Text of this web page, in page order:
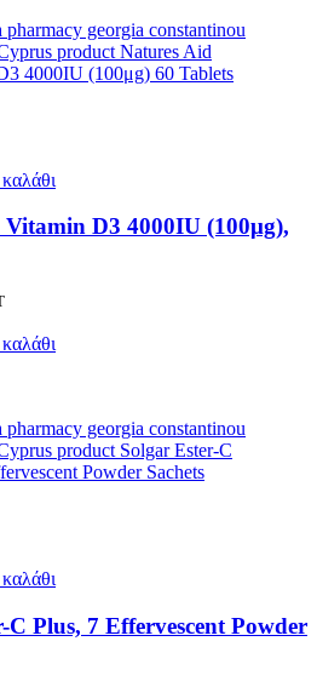
D3 4000IU (100μg),
C Plus, 7 Effervescent Powder